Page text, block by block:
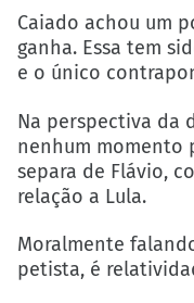
Caiado achou um
ganha. Essa tem
e o único
Na perspectiva da
nenhum momento
separa de Flávio,
relação a Lula.
Moralmente
petista, é